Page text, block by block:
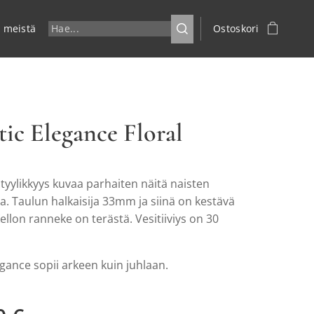
meistä Ostoskori
Elegance Floral
kuvaa parhaiten näitä naisten
Taulun halkaisija 33mm ja siinä on kestävä
ranneke on terästä. Vesitiiviys on 30
sopii arkeen kuin juhlaan.